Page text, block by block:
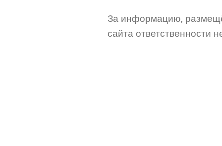
За информацию,
сайта ответственности